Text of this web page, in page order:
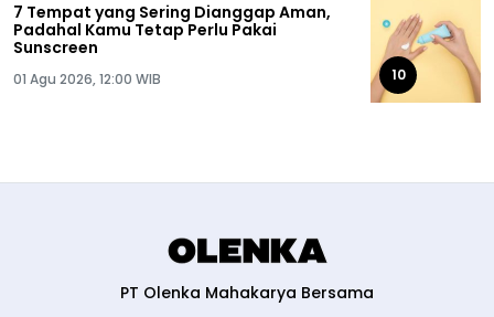
7 Tempat yang Sering Dianggap Aman,
Padahal Kamu Tetap Perlu Pakai
Sunscreen
01 Agu 2026, 12:00 WIB 10
PT Olenka Mahakarya Bersama